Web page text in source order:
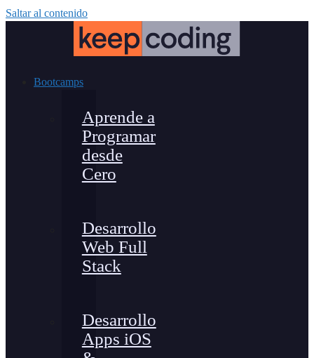
Saltar al contenido
Bootcamps
Aprende a
Programar
desde
Cero
Desarrollo
Web Full
Stack
Desarrollo
Apps iOS